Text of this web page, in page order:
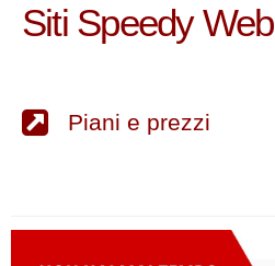
Siti Speedy Web
Piani e prezzi